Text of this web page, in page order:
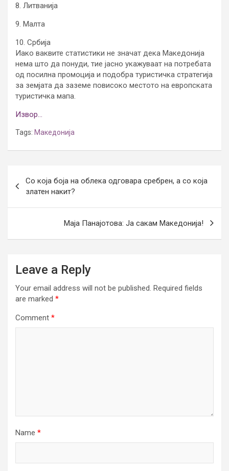
8. Литванија
9. Малта
10. Србија
Иако ваквите статистики не значат дека Македонија
нема што да понуди, тие јасно укажуваат на потребата
од посилна промоција и подобра туристичка стратегија
за земјата да заземе повисоко местото на европската
туристичка мапа.
Извор…
Tags: Македонија
navigation
Со која боја на облека одговара сребрен, а со која
златен накит?
Маја Панајотова: Ја сакам Македонија!
Leave a Reply
Your email address will not be published. Required fields
are marked *
Comment *
Name *